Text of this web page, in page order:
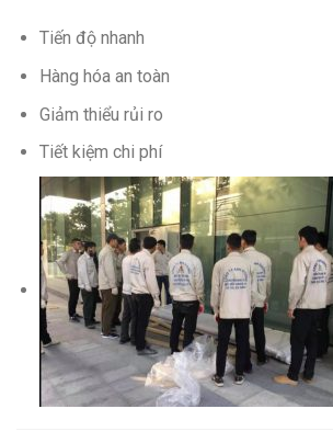
Tiến độ nhanh
Hàng hóa an toàn
Giảm thiểu rủi ro
Tiết kiệm chi phí